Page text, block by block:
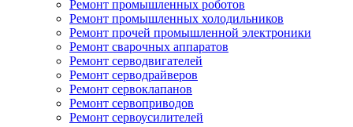
Ремонт промышленных роботов
Ремонт промышленных холодильников
Ремонт прочей промышленной электроники
Ремонт сварочных аппаратов
Ремонт серводвигателей
Ремонт серводрайверов
Ремонт сервоклапанов
Ремонт сервоприводов
Ремонт сервоусилителей